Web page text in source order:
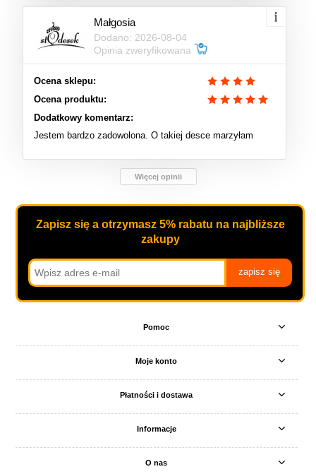
Małgosia
Dodano: 2026-08-04
Opinia zweryfikowana
Ocena sklepu:
Ocena produktu:
Dodatkowy komentarz:
Jestem bardzo zadowolona. O takiej desce marzyłam
Więcej opinii
Zapisz się a otrzymasz 5% rabatu na najbliższe
zakupy
zapisz się
Pomoc
Moje konto
Płatności i dostawa
Informacje
O nas